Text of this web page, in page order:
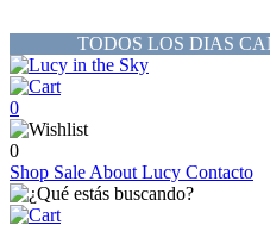
TODOS LOS DIAS
0
0
Shop Sale About Lucy Contacto